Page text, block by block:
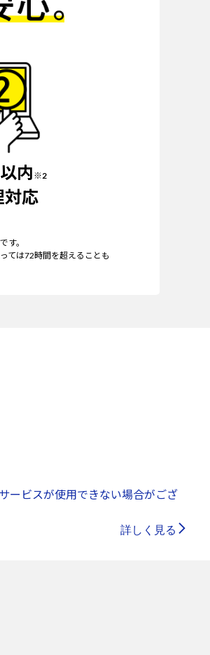
内※2
対応
す。
ては72時間を超えることも
ービスが使用できない場合がござ
詳しく見る